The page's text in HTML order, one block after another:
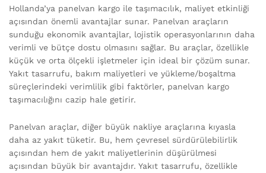
Hollanda’ya panelvan kargo ile taşımacılık, maliyet etkinliği
açısından önemli avantajlar sunar. Panelvan araçların
sunduğu ekonomik avantajlar, lojistik operasyonlarının daha
verimli ve bütçe dostu olmasını sağlar. Bu araçlar, özellikle
küçük ve orta ölçekli işletmeler için ideal bir çözüm sunar.
Yakıt tasarrufu, bakım maliyetleri ve yükleme/boşaltma
süreçlerindeki verimlilik gibi faktörler, panelvan kargo
taşımacılığını cazip hale getirir.
Panelvan araçlar, diğer büyük nakliye araçlarına kıyasla
daha az yakıt tüketir. Bu, hem çevresel sürdürülebilirlik
açısından hem de yakıt maliyetlerinin düşürülmesi
açısından büyük bir avantajdır. Yakıt tasarrufu, özellikle